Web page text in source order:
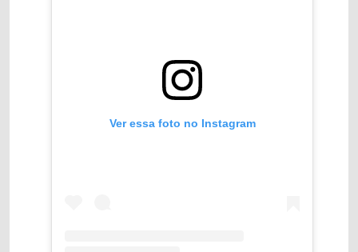
Ver essa foto no Instagram